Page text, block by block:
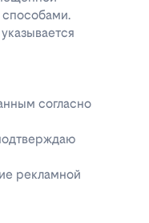
согласно
рекламной